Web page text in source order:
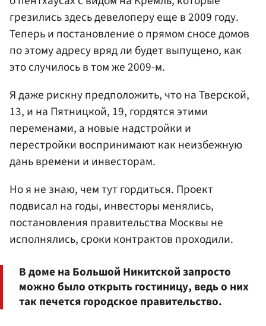
грезились здесь девелоперу еще в 2009 году.
Теперь и постановление о прямом сносе домов
по этому адресу вряд ли будет выпущено, как
это случилось в том же 2009-м.
Я даже рискну предположить, что на Тверской,
13, и на Пятницкой, 19, гордятся этими
переменами, а новые надстройки и
перестройки воспринимают как неизбежную
дань времени и инвесторам.
Но я не знаю, чем тут гордиться. Проект
подвисал на годы, инвесторы менялись,
постановления правительства Москвы не
исполнялись, сроки контрактов проходили.
В доме на Большой Никитской запросто
можно было открыть гостиницу, ведь о них
так печется городское правительство.